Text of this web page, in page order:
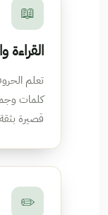
📖
القراءة
تعلم
كلمات
قصيرة
✏️